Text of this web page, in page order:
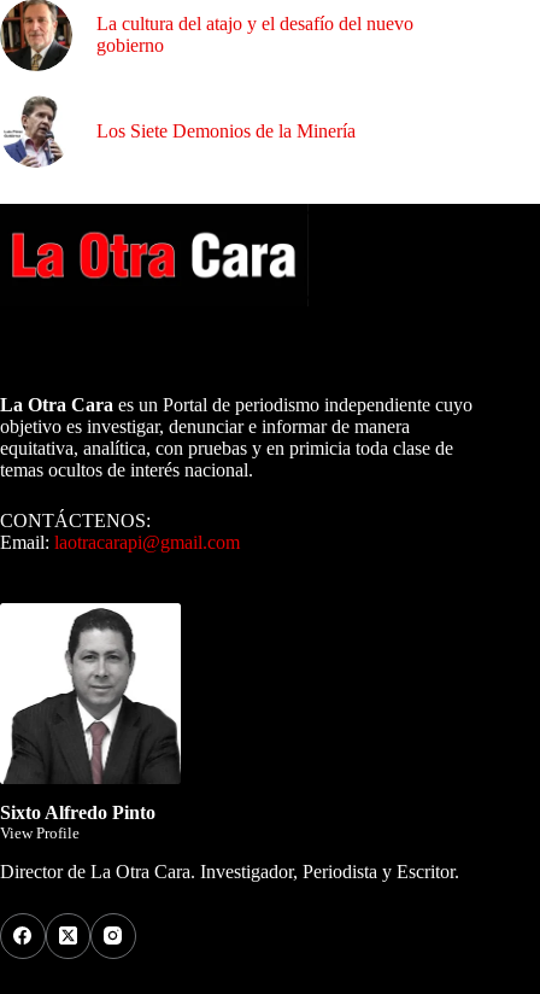
La cultura del atajo y el desafío del nuevo
gobierno
Los Siete Demonios de la Minería
La Otra Cara es un Portal de periodismo independiente cuyo
objetivo es investigar, denunciar e informar de manera
equitativa, analítica, con pruebas y en primicia toda clase de
temas ocultos de interés nacional.
CONTÁCTENOS:
Email: laotracarapi@gmail.com
Sixto Alfredo Pinto
View Profile
Director de La Otra Cara. Investigador, Periodista y Escritor.